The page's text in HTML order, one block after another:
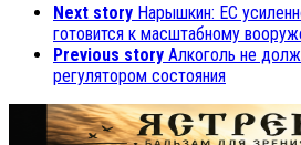
Next story Нарышкин: ЕС
готовится к масштабному
Previous story Алкоголь не
регулятором состояния